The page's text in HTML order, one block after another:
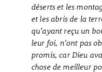
déserts et les
et les abris de la
qu’ayant reçu un
leur foi, n’ont pas
promis, car Dieu
chose de meilleur